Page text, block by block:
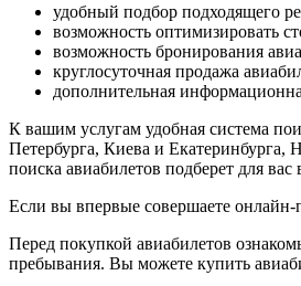
удобный подбор подходящего
возможность оптимизировать
возможность бронирования
круглосуточная продажа
дополнительная
К вашим услугам удобная система
Петербурга, Киева и
поиска авиабилетов подберет для
Если вы впервые совершаете
Перед покупкой авиабилетов
пребывания. Вы можете купить